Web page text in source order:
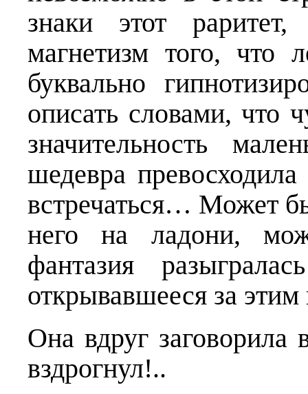
знаки этот
магнетизм того, что
буквально
описать словами, что
значительность
шедевра
встречаться… Может
него на ладони,
фантазия
открывавшееся за
Она вдруг
вздрогнул!..